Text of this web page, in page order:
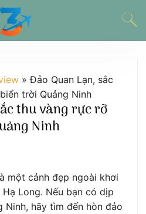
»Đảo Quan Lạn, sắc
trời Quảng Ninh
thu vàng rực rỡ
Ninh
một cảnh đẹp ngoài khơi
Long. Nếu bạn có dịp
Ninh, hãy tìm đến hòn đảo